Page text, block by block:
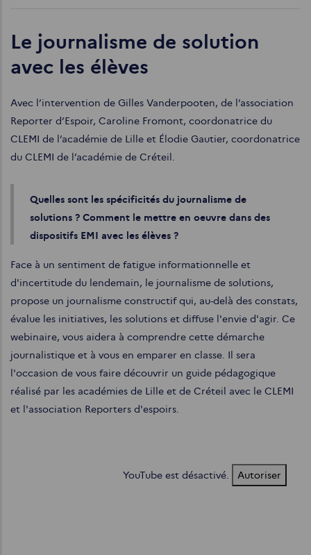
Le journalisme de solution
avec les élèves
Avec l’intervention de Gilles Vanderpooten, de l’association
Reporter d’Espoir, Caroline Fromont, coordonatrice du
CLEMI de l’académie de Lille et Élodie Gautier, coordonatrice
du CLEMI de l’académie de Créteil.
Quelles sont les spécificités du journalisme de
solutions ? Comment le mettre en oeuvre dans des
dispositifs EMI avec les élèves ?
Face à un sentiment de fatigue informationnelle et
d'incertitude du lendemain, le journalisme de solutions,
propose un journalisme constructif qui, au-delà des constats,
évalue les initiatives, les solutions et diffuse l'envie d'agir. Ce
webinaire, vous aidera à comprendre cette démarche
journalistique et à vous en emparer en classe. Il sera
l'occasion de vous faire découvrir un guide pédagogique
réalisé par les académies de Lille et de Créteil avec le CLEMI
et l'association Reporters d'espoirs.
YouTube est désactivé. Autoriser